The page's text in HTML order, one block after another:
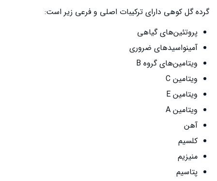
گرده گل کوهی دارای ترکیبات اصلی و فرعی زیر است:
پروتئین‌های گیاهی
آمینواسیدهای ضروری
ویتامین‌های گروه B
ویتامین C
ویتامین E
ویتامین A
آهن
کلسیم
منیزیم
پتاسیم